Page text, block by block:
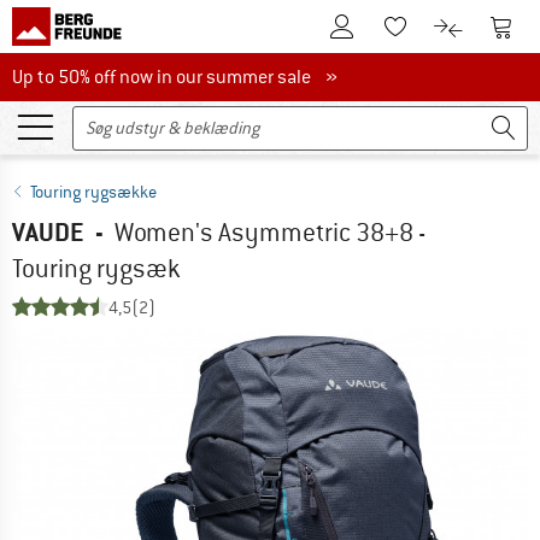
Til kundekontoenTil huskesedlen.
Til Til
Up to 50% off now in our summer sale
Up to 50% off now in our summer sale »
Touring rygsække
VAUDE - Women's Asymmetric 38+8 -
Touring rygsæk
4,5(2)